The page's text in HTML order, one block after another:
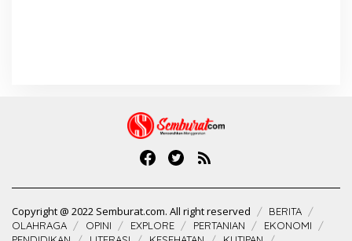
Copyright @ 2022 Semburat.com. All right reserved
BERITA
OLAHRAGA
OPINI EXPLORE PERTANIAN
EKONOMI